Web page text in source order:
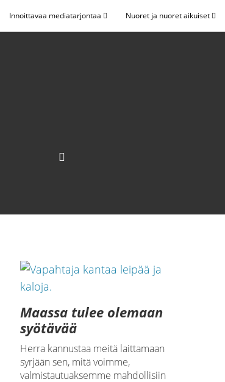
Innoittavaa mediatarjontaa Nuoret ja nuoret aikuiset
Maassa tulee olemaan
syötävää
Herra kannustaa meitä laittamaan
syrjään sen, mitä voimme,
valmistautuaksemme mahdollisiin